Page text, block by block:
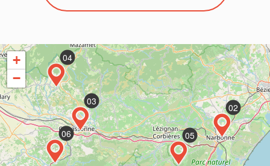
02
03
04
05
06
+
−